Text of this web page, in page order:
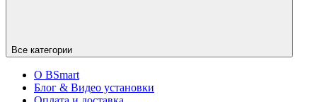
Все категории
О BSmart
Блог & Видео установки